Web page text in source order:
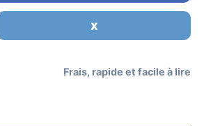
X
Frais, rapide et facile à lire